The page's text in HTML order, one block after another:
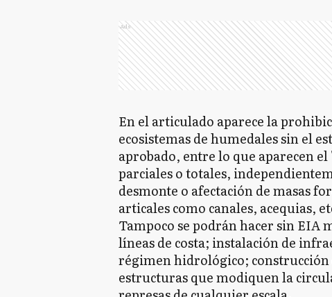
Ads
En el articulado aparece la
ecosistemas de humedales sin el
aprobado, entre lo que aparecen
parciales o totales,
desmonte o afectación de masas
articales como canales, acequias,
Tampoco se podrán hacer sin EIA
líneas de costa; instalación de
régimen hidrológico;
estructuras que modiquen la